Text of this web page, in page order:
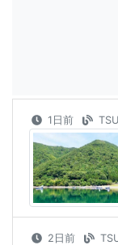
1日前
2日前